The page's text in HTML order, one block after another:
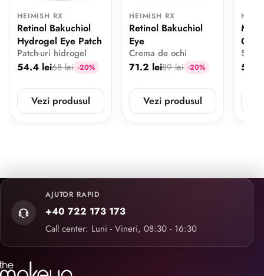
HEIMISH RX
Retinol Bakuchiol
Hydrogel Eye Patch
Patch-uri hidrogel
54.4 lei68 lei -20%
Vezi produsul
HEIMISH RX
Retinol Bakuchiol
Eye
Crema de ochi
71.2 lei89 lei -20%
Vezi produsul
Ser
AJUTOR RAPID
+40 722 173 173
Call center: Luni - Vineri, 08:30 - 16:30